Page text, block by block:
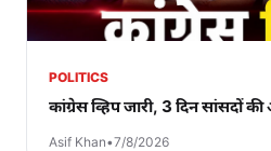
POLITICS
कांग्रेस व्हिप जारी, 3 दिन सांसदों की
Asif Khan•7/8/2026